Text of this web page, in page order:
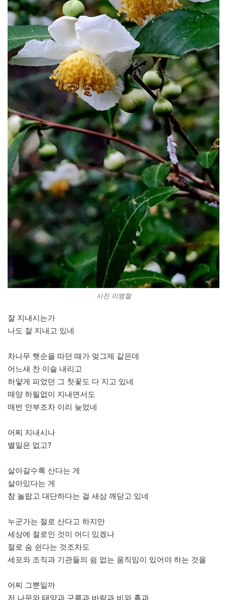
사진 이병철
잘 지내시는가
나도 잘 지내고 있네
차나무 햇순을 따던 때가 엊그제 같은데
어느새 찬 이슬 내리고
하얗게 피었던 그 찻꽃도 다 지고 있네
매양 하릴없이 지내면서도
매번 안부조차 이리 늦었네
어찌 지내시나
별일은 없고?
살아갈수록 산다는 게
살아있다는 게
참 놀랍고 대단하다는 걸 새삼 깨닫고 있네
누군가는 절로 산다고 하지만
세상에 절로인 것이 어디 있겠나
절로 숨 쉰다는 것조차도
세포와 조직과 기관들의 쉼 없는 움직임이 있어야 하는 것을
어찌 그뿐일까
저 나무와 태양과 구름과 바람과 비와 흙과